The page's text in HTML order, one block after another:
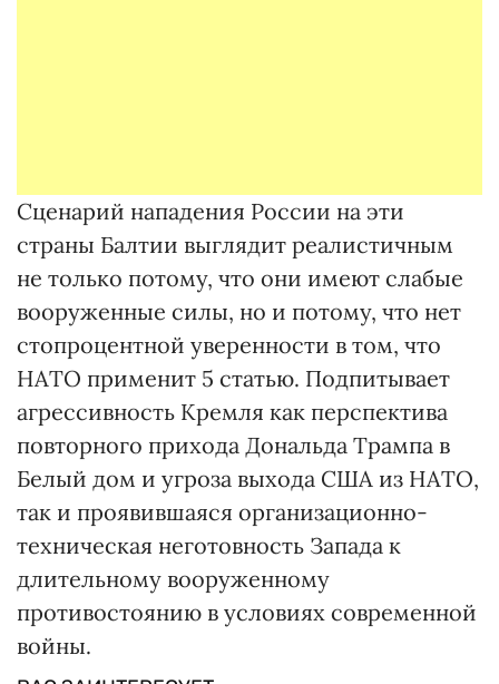
Сценарий нападения России на эти
страны Балтии выглядит реалистичным
не только потому, что они имеют слабые
вооруженные силы, но и потому, что нет
стопроцентной уверенности в том, что
НАТО применит 5 статью. Подпитывает
агрессивность Кремля как перспектива
повторного прихода Дональда Трампа в
Белый дом и угроза выхода США из НАТО,
так и проявившаяся организационно-
техническая неготовность Запада к
длительному вооруженному
противостоянию в условиях современной
войны.